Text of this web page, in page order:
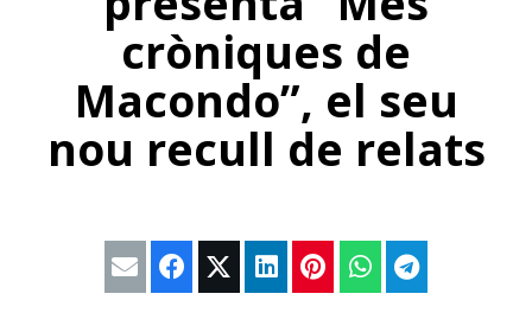
cròniques de
Macondo”, el seu
nou recull de relats